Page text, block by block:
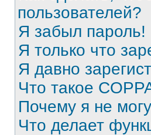
пользователей?
Я забыл пароль!
Я только что
Я давно
Что такое
Почему я не
Что делает